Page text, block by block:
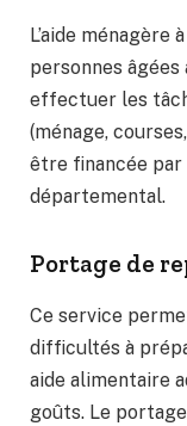
L’aide
personnes âgées
effectuer les
(ménage,
être financée
départemental.
Portage de
Ce service
difficultés à
aide alimentaire
goûts. Le